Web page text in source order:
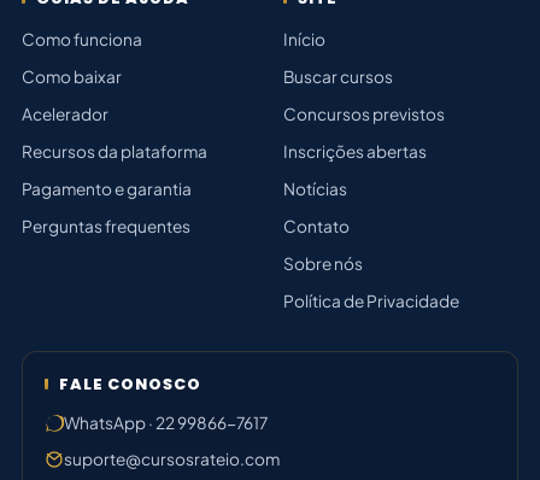
Como funciona
Como baixar
Acelerador
Recursos da plataforma
Pagamento e garantia
Perguntas frequentes
Início
Buscar cursos
Concursos previstos
Inscrições abertas
Notícias
Contato
Sobre nós
Política de Privacidade
FALE CONOSCO
WhatsApp · 22 99866-7617
suporte@cursosrateio.com